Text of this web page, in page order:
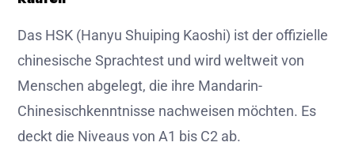
Das HSK (Hanyu Shuiping Kaoshi) ist der offizielle
chinesische Sprachtest und wird weltweit von
Menschen abgelegt, die ihre Mandarin-
Chinesischkenntnisse nachweisen möchten. Es
deckt die Niveaus von A1 bis C2 ab.